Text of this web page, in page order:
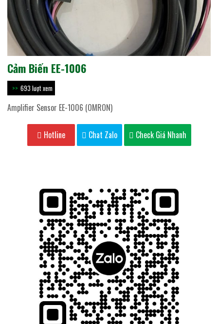
Cảm Biến EE-1006
693 lượt xem
Amplifier Sensor EE-1006 (OMRON)
Hotline Chat Zalo Check Giá Nhanh